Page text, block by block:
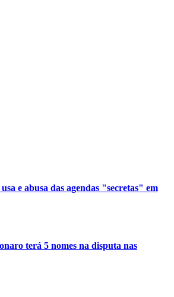
e abusa das agendas "secretas" em
terá 5 nomes na disputa nas